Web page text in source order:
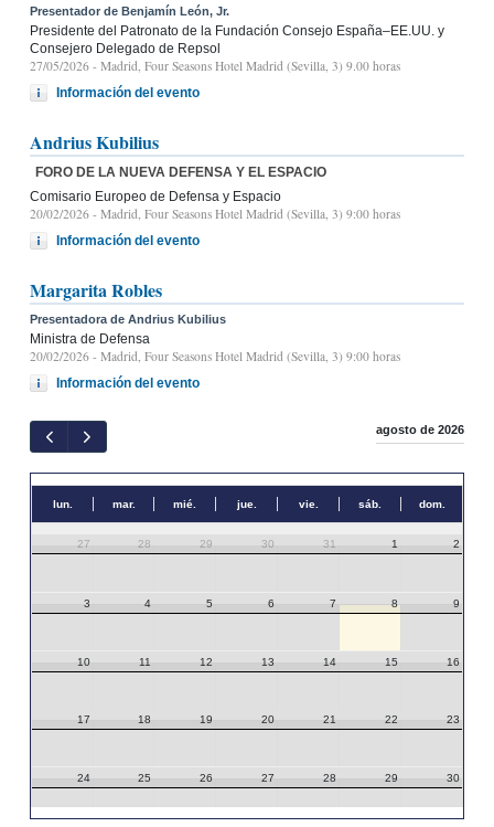
Presentador de Benjamín León, Jr.
Presidente del Patronato de la Fundación Consejo España–EE.UU. y
Consejero Delegado de Repsol
27/05/2026 - Madrid, Four Seasons Hotel Madrid (Sevilla, 3) 9.00 horas
Información del evento
Andrius Kubilius
FORO DE LA NUEVA DEFENSA Y EL ESPACIO
Comisario Europeo de Defensa y Espacio
20/02/2026 - Madrid, Four Seasons Hotel Madrid (Sevilla, 3) 9:00 horas
Información del evento
Margarita Robles
Presentadora de Andrius Kubilius
Ministra de Defensa
20/02/2026 - Madrid, Four Seasons Hotel Madrid (Sevilla, 3) 9:00 horas
Información del evento
agosto de 2026
lun. mar. mié. jue. vie. sáb. dom.
27 28 29 30 31 1 2
3 4 5 6 7 8 9
10 11 12 13 14 15 16
17 18 19 20 21 22 23
24 25 26 27 28 29 30